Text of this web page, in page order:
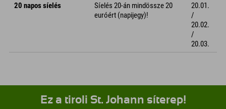
20 napos síelés
Síelés 20-án mindössze 20
euróért (napijegy)!
20.01.
/
20.02.
/
20.03.
Ez a tiroli St. Johann síterep!